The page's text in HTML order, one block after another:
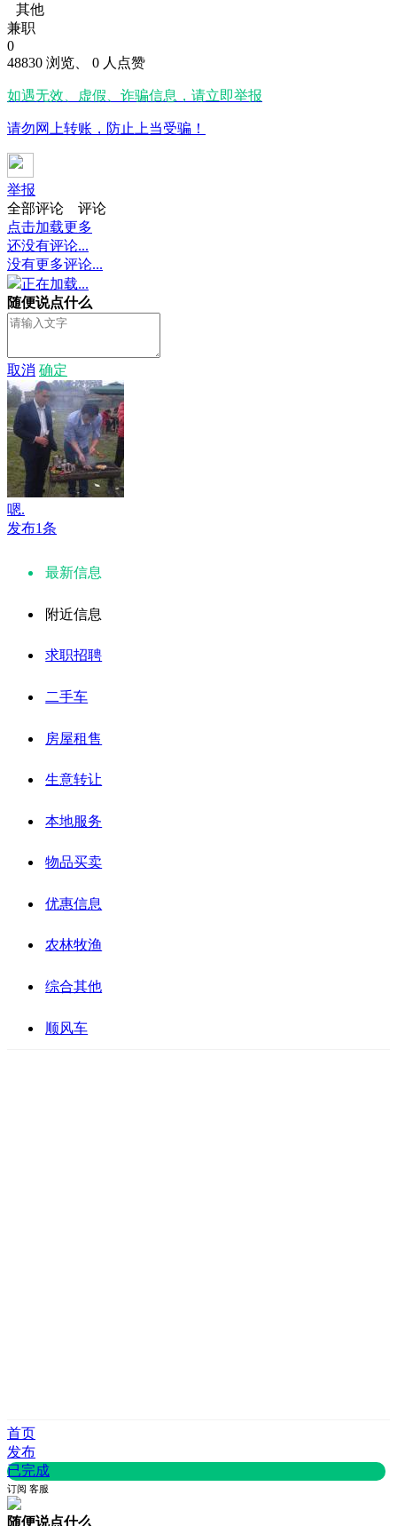
其他
兼职
0
48830 浏览、 0 人点赞
如遇无效、虚假、诈骗信息，请立即举报
请勿网上转账，防止上当受骗！
举报
全部评论
评论
点击加载更多
还没有评论...
没有更多评论...
正在加载...
随便说点什么
取消 确定
嗯.
发布1条
最新信息
附近信息
求职招聘
二手车
房屋租售
生意转让
本地服务
物品买卖
优惠信息
农林牧渔
综合其他
顺风车
首页
发布
已完成
订阅 客服
随便说点什么